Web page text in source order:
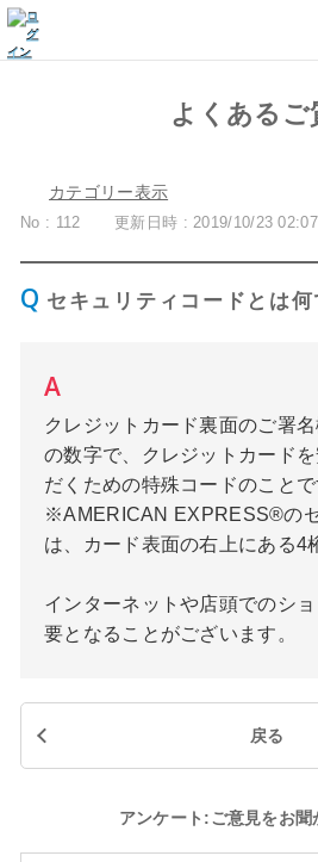
よくあるご
カテゴリー表示
No : 112 更新日時 : 2019/10/23 02:07
セキュリティコードとは何
クレジットカード裏面のご署
の数字で、クレジットカード
だくための特殊コードのことで
※AMERICAN EXPRESS®の
は、カード表面の右上にある4
インターネットや店頭でのシ
要となることがございます。
戻る
アンケート:ご意見をお聞